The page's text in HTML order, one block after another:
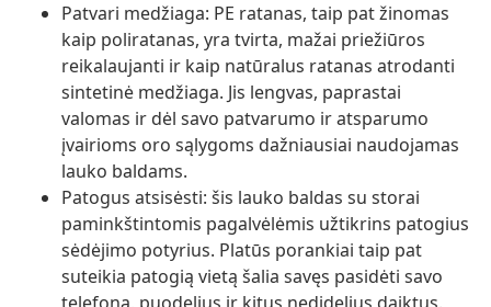
Patvari medžiaga: PE ratanas, taip pat žinomas
kaip poliratanas, yra tvirta, mažai priežiūros
reikalaujanti ir kaip natūralus ratanas atrodanti
sintetinė medžiaga. Jis lengvas, paprastai
valomas ir dėl savo patvarumo ir atsparumo
įvairioms oro sąlygoms dažniausiai naudojamas
lauko baldams.
Patogus atsisėsti: šis lauko baldas su storai
paminkštintomis pagalvėlėmis užtikrins patogius
sėdėjimo potyrius. Platūs porankiai taip pat
suteikia patogią vietą šalia savęs pasidėti savo